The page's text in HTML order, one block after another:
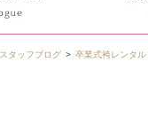
スタッフブログ 卒業式袴レンタル